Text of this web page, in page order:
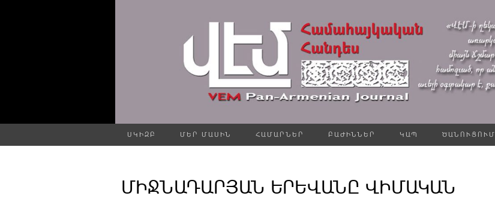
ՍԿԻԶԲ ՄԵՐ ՄԱՍԻՆ ՀԱՄԱՐՆԵՐ ԲԱԺԻՆՆԵՐ ԿԱՊ ԾԱՆՈՒՑՈՒՄ
ՄԻՋՆԱԴԱՐՅԱՆ ԵՐԵՎԱՆԸ ՎԻՄԱԿԱՆ